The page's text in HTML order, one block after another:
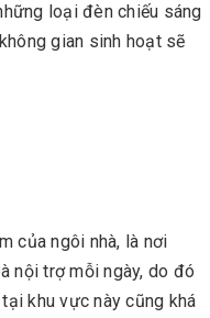
loại đèn chiếu sáng
gian sinh hoạt sẽ
của ngôi nhà, là nơi
nội trợ mỗi ngày, do đó
khu vực này cũng khá